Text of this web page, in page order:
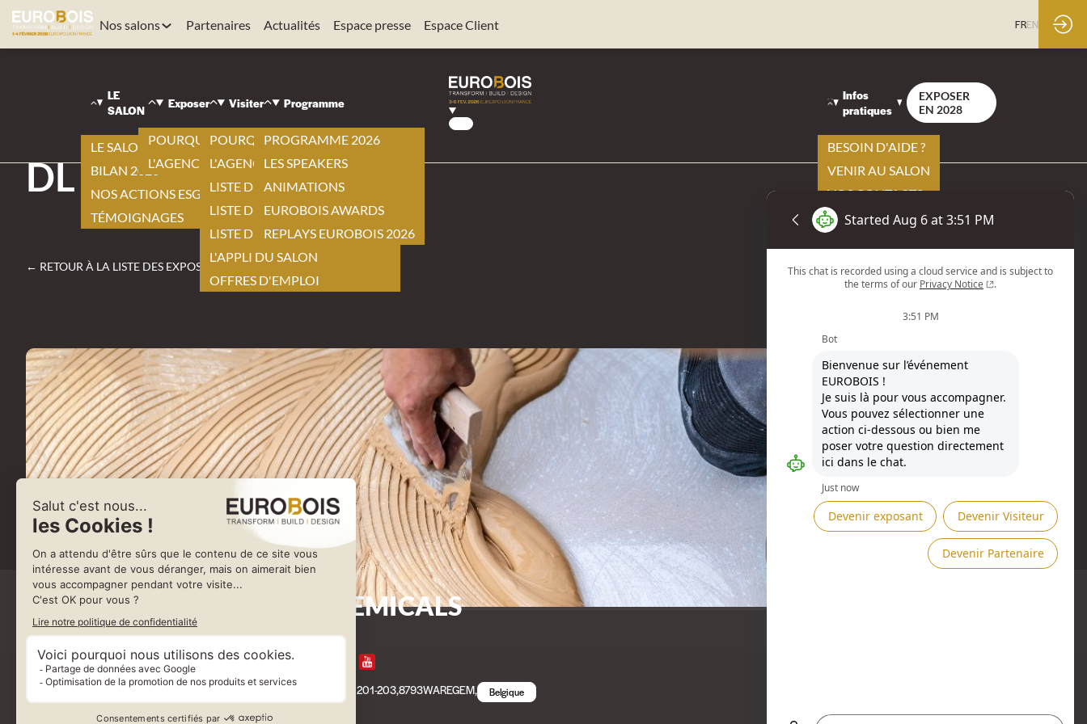
Nos salons Partenaires Actualités Espace presse Espace Client FREN
LISTE DES EXPOSANTS
DL CHEMICALS
← RETOUR À LA LISTE DES EXPOSANTS
DL CHEMICALS
ROTERIJSTRAAT 201-203,8793WAREGEM, Belgique
LE
SALON
LE SALON 2026
BILAN 2026
NOS ACTIONS ESG
TÉMOIGNAGES
Exposer
POURQUOI EXPOSER ?
L'AGENCEMENT BY EUROBOIS
Visiter
POURQUOI VISITER ?
L'AGENCEMENT BY EUROBOIS
LISTE DES EXPOSANTS
LISTE DES NOUVEAUTÉS
LISTE DES PRODUITS
L'APPLI DU SALON
OFFRES D'EMPLOI
Programme
PROGRAMME 2026
LES SPEAKERS
ANIMATIONS
EUROBOIS AWARDS
REPLAYS EUROBOIS 2026
Infos
pratiques
BESOIN D'AIDE ?
VENIR AU SALON
VOS CONTACTS
EXPOSER
EN 2028